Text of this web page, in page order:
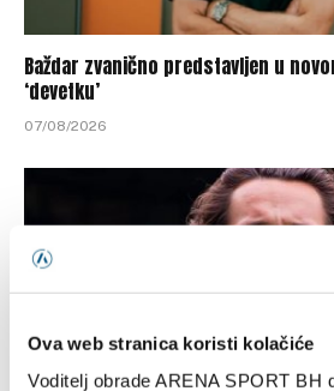
Ova web stranica koristi kolačiće
Voditelj obrade ARENA SPORT BH
Baždar zvanično predstavljen u
‘devetku’
07/08/2026